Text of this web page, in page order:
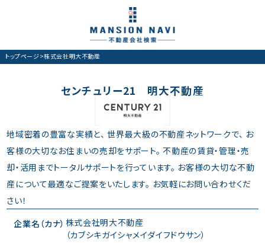
トップページ>株式会社明大不動産
センチュリー21 明大不動産
地域密着の豊富な実績と、 世界最大級の不動産ネットワークで、 お
客様の大切なお住まいの売却をサポート。 不動産の賃貸・管理・売
却・活用までトータルサポートを行っています。 お客様の大切な不動
産について最適なご提案をいたします。 お気軽にお問い合わせくだ
さい！
企業名（カナ） 株式会社明大不動産
（カブシキガイシャメイダイフドウサン）